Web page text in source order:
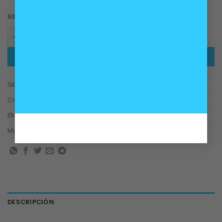
50 disponibles
SKU:
Categorías:
Etiquetas:amortiguador,BMW,e90
Marca:
DESCRIPCIÓN